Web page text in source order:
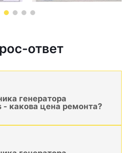
ответ
генератора
- какова цена ремонта?